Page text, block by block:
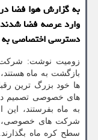
به گزارش هوا فضا
وارد عرصه فضا
دسترسی اختصاصی به
زومیت نوشت: شركت
بازگشت به ماه
ها خود بزرگ ترین
های خصوصی تصمیم
به ماه بفرستند،
شركت های خصوصی،
سطح كره ماه